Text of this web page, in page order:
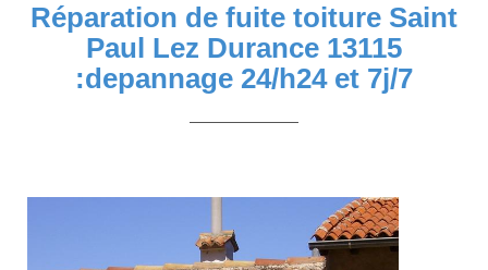
Réparation de fuite toiture Saint
Paul Lez Durance 13115
:depannage 24/h24 et 7j/7